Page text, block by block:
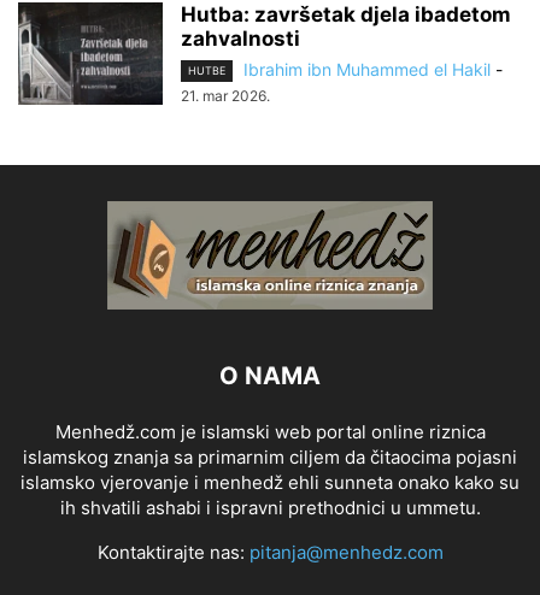
Hutba: završetak djela ibadetom
zahvalnosti
HUTBE Ibrahim ibn Muhammed el Hakil -
21. mar 2026.
O NAMA
Menhedž.com je islamski web portal online riznica
islamskog znanja sa primarnim ciljem da čitaocima pojasni
islamsko vjerovanje i menhedž ehli sunneta onako kako su
ih shvatili ashabi i ispravni prethodnici u ummetu.
Kontaktirajte nas: pitanja@menhedz.com